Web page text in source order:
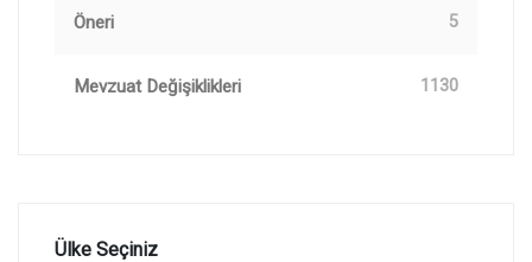
Öneri 5
Mevzuat Değişiklikleri 1130
Ülke Seçiniz